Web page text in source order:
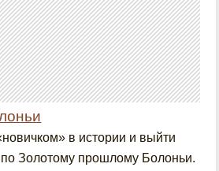
в истории и выйти
по Золотому прошлому Болоньи.